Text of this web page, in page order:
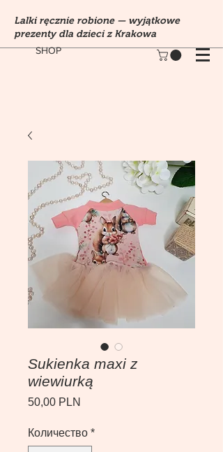
SHOP
Lalki ręcznie robione — wyjątkowe
prezenty dla dzieci z Krakowa
Sukienka maxi z
wiewiurką
50,00 PLN
Количество *